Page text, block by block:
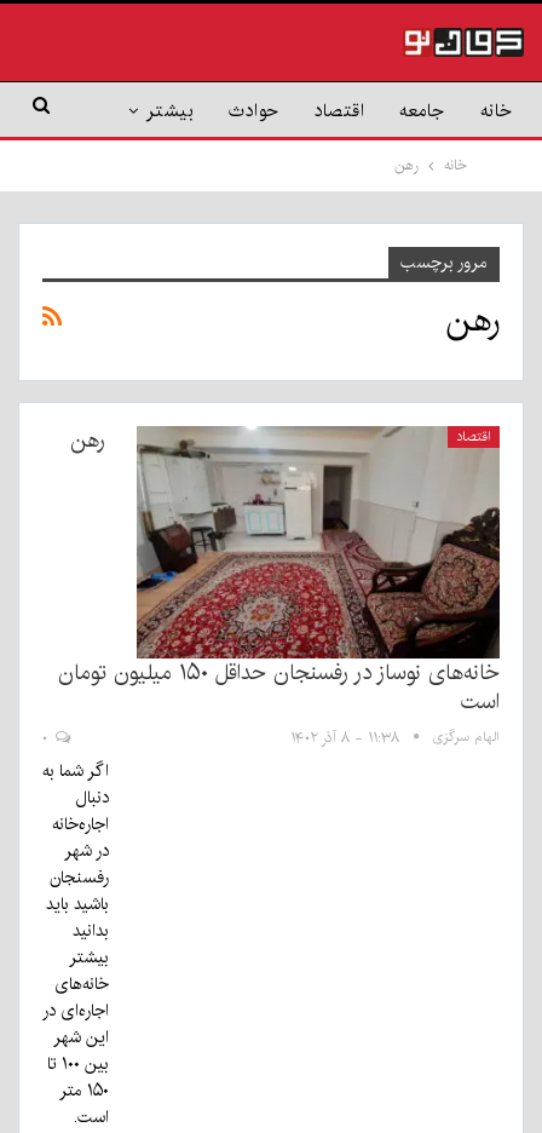
خانه جامعه اقتصاد حوادث بیشتر
خانه رهن
مرور برچسب
رهن
اقتصاد رهن
خانه‌های نوساز در رفسنجان حداقل ۱۵۰ میلیون تومان
است
الهام سرگزی ۱۱:۳۸ - ۸ آذر ۱۴۰۲
اگر شما به
دنبال
اجاره‌خانه
در شهر
رفسنجان
باشید باید
بدانید
بیشتر
خانه‌های
اجاره‌ای در
این شهر
بین ۱۰۰ تا
۱۵۰ متر
است.